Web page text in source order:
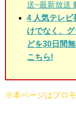
送~最新放送
4 人気テレビ
けでなく、
どを30日間
こちら!
※本ページはプロ